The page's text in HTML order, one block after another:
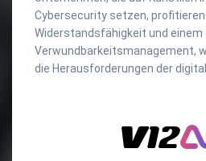
Cybersecurity setzen,
Widerstandsfähigkeit und
Verwundbarkeitsmanagement,
die Herausforderungen der